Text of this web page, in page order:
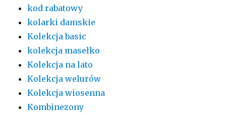
kod rabatowy
kolarki damskie
Kolekcja basic
kolekcja masełko
Kolekcja na lato
Kolekcja welurów
Kolekcja wiosenna
Kombinezony